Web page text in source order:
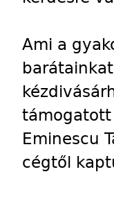
Ami a
támogatott
Eminescu
cégtől